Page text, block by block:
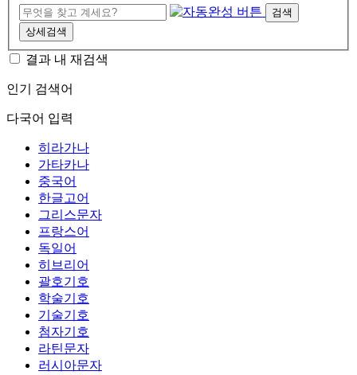
검색
상세검색
결과 내 재검색
인기 검색어
다국어 입력
히라가나
가타카나
중국어
한글고어
그리스문자
프랑스어
독일어
히브리어
괄호기호
학술기호
기술기호
첨자기호
라틴문자
러시아문자